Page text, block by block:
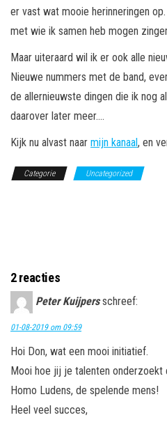
er vast wat mooie herinneringen
met wie ik samen heb mogen
Maar uiteraard wil ik er ook alle
Nieuwe nummers met de band,
de allernieuwste dingen die ik nog
daarover later meer….
Kijk nu alvast naar mijn kanaal, en
Categorie Uncategorized
2 reacties
Peter Kuijpers schreef:
01-08-2019 om 09:59
Hoi Don, wat een mooi initiatief.
Mooi hoe jij je talenten onderzoekt
Homo Ludens, de spelende mens!
Heel veel succes,